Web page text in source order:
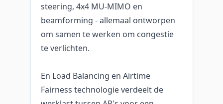
steering, 4x4 MU-MIMO en
beamforming - allemaal ontworpen
om samen te werken om congestie
te verlichten.
En Load Balancing en Airtime
Fairness technologie verdeelt de